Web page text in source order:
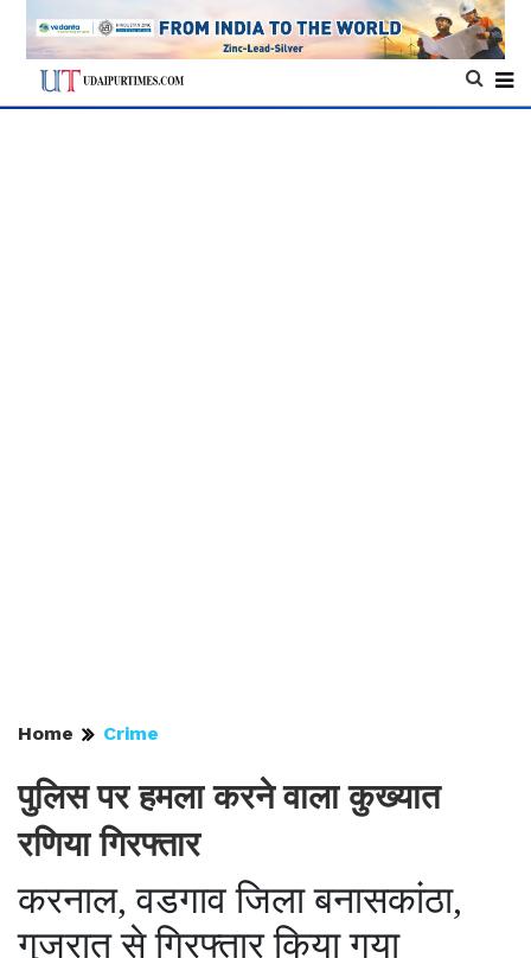
Home Crime
पुलिस पर हमला करने वाला कुख्यात
रणिया गिरफ्तार
करनाल, वडगाव जिला बनासकांठा,
गुजरात से गिरफ्तार किया गया